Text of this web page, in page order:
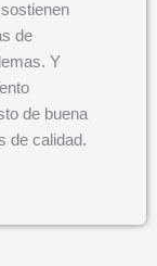
de
Y
de buena
de calidad.